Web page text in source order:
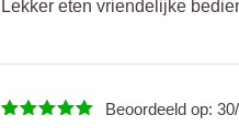
Lekker eten vriendelijke
Beoordeeld op: